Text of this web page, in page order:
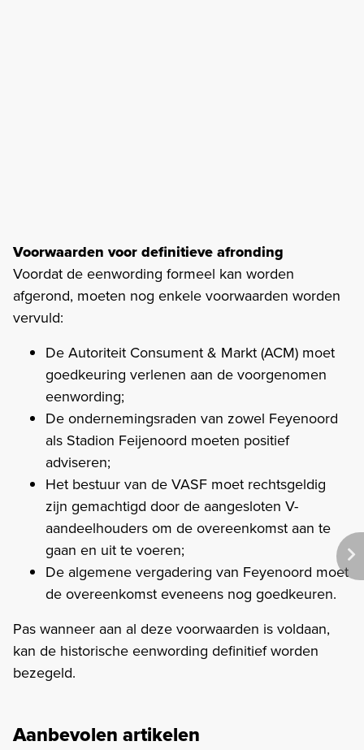
Voorwaarden voor definitieve afronding
Voordat de eenwording formeel kan worden
afgerond, moeten nog enkele voorwaarden worden
vervuld:
De Autoriteit Consument & Markt (ACM) moet
goedkeuring verlenen aan de voorgenomen
eenwording;
De ondernemingsraden van zowel Feyenoord
als Stadion Feijenoord moeten positief
adviseren;
Het bestuur van de VASF moet rechtsgeldig
zijn gemachtigd door de aangesloten V-
aandeelhouders om de overeenkomst aan te
gaan en uit te voeren;
De algemene vergadering van Feyenoord moet
de overeenkomst eveneens nog goedkeuren.
Pas wanneer aan al deze voorwaarden is voldaan,
kan de historische eenwording definitief worden
bezegeld.
Aanbevolen artikelen